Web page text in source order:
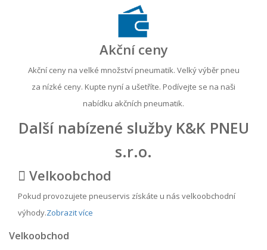
Akční ceny
Akční ceny na velké množství pneumatik. Velký výběr pneu
za nízké ceny. Kupte nyní a ušetříte. Podívejte se na naši
nabídku akčních pneumatik.
Další nabízené služby K&K PNEU
s.r.o.
Velkoobchod
Pokud provozujete pneuservis získáte u nás velkoobchodní
výhody.Zobrazit více
Velkoobchod